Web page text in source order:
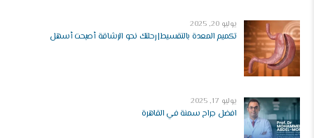
يوليو 20, 2025
تكميم المعدة بالتقسيط| رحلتك نحو الرشاقة أصبحت أسهل
يوليو 17, 2025
افضل جراح سمنة في القاهرة